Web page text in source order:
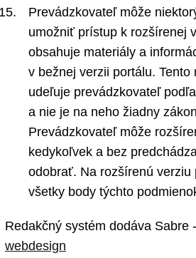
Prevádzkovateľ môže
umožniť prístup k rozšírenej
obsahuje materiály a
v bežnej verzii portálu.
udeľuje prevádzkovateľ
a nie je na neho žiadny
Prevádzkovateľ môže
kedykoľvek a bez
odobrať. Na rozšírenú verziu
všetky body týchto
Redakčný systém dodáva Sabre
webdesign